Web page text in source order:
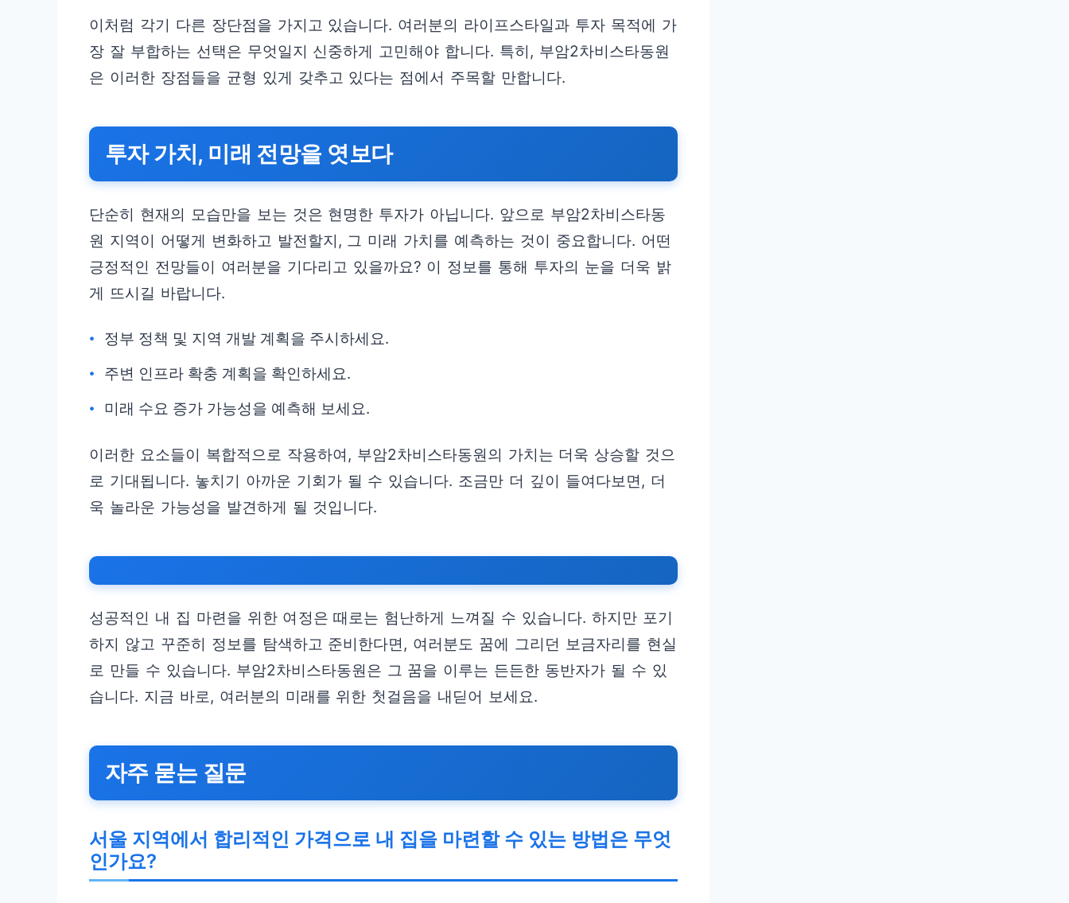
이처럼 각기 다른 장단점을 가지고 있습니다. 여러분의 라이프스타일과 투자 목적에 가
장 잘 부합하는 선택은 무엇일지 신중하게 고민해야 합니다. 특히, 부암2차비스타동원
은 이러한 장점들을 균형 있게 갖추고 있다는 점에서 주목할 만합니다.
투자 가치, 미래 전망을 엿보다
단순히 현재의 모습만을 보는 것은 현명한 투자가 아닙니다. 앞으로 부암2차비스타동
원 지역이 어떻게 변화하고 발전할지, 그 미래 가치를 예측하는 것이 중요합니다. 어떤
긍정적인 전망들이 여러분을 기다리고 있을까요? 이 정보를 통해 투자의 눈을 더욱 밝
게 뜨시길 바랍니다.
정부 정책 및 지역 개발 계획을 주시하세요.
주변 인프라 확충 계획을 확인하세요.
미래 수요 증가 가능성을 예측해 보세요.
이러한 요소들이 복합적으로 작용하여, 부암2차비스타동원의 가치는 더욱 상승할 것으
로 기대됩니다. 놓치기 아까운 기회가 될 수 있습니다. 조금만 더 깊이 들여다보면, 더
욱 놀라운 가능성을 발견하게 될 것입니다.
성공적인 내 집 마련을 위한 여정은 때로는 험난하게 느껴질 수 있습니다. 하지만 포기
하지 않고 꾸준히 정보를 탐색하고 준비한다면, 여러분도 꿈에 그리던 보금자리를 현실
로 만들 수 있습니다. 부암2차비스타동원은 그 꿈을 이루는 든든한 동반자가 될 수 있
습니다. 지금 바로, 여러분의 미래를 위한 첫걸음을 내딛어 보세요.
자주 묻는 질문
서울 지역에서 합리적인 가격으로 내 집을 마련할 수 있는 방법은 무엇
인가요?